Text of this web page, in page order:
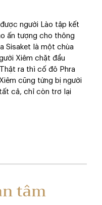
người Lào tập kết
ấn tượng cho thông
Sisaket là một chùa
Xiêm chặt đầu
ra thì cố đô Phra
cũng từng bị người
cả, chỉ còn trơ lại
tâm